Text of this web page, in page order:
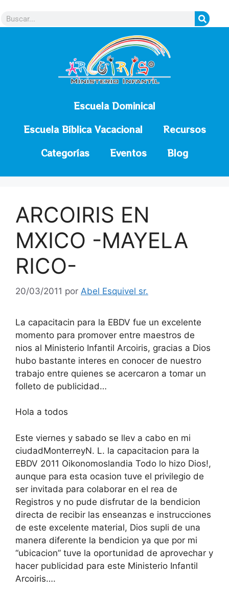
Escuela Dominical
Escuela Bíblica Vacacional
Recursos
Categorías
Eventos Blog
ARCOIRIS EN
MXICO -MAYELA
RICO-
20/03/2011 por Abel Esquivel sr.
La capacitacin para la EBDV fue un excelente
momento para promover entre maestros de
nios al Ministerio Infantil Arcoiris, gracias a Dios
hubo bastante interes en conocer de nuestro
trabajo entre quienes se acercaron a tomar un
folleto de publicidad…
Hola a todos
Este viernes y sabado se llev a cabo en mi
ciudadMonterreyN. L. la capacitacion para la
EBDV 2011 Oikonomoslandia Todo lo hizo Dios!,
aunque para esta ocasion tuve el privilegio de
ser invitada para colaborar en el rea de
Registros y no pude disfrutar de la bendicion
directa de recibir las enseanzas e instrucciones
de este excelente material, Dios supli de una
manera diferente la bendicion ya que por mi
“ubicacion” tuve la oportunidad de aprovechar y
hacer publicidad para este Ministerio Infantil
Arcoiris….